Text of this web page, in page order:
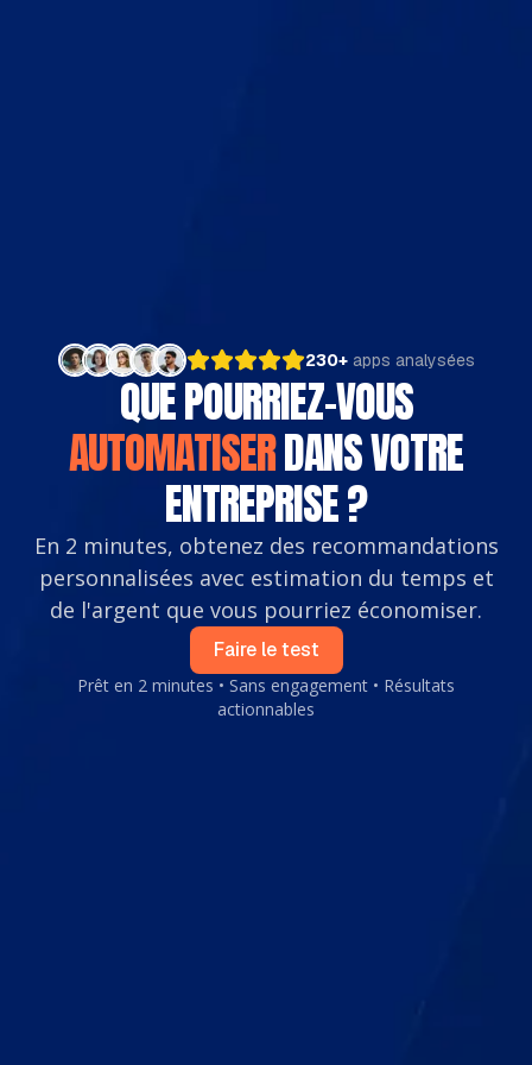
230+apps analysées
QUE POURRIEZ-VOUS
AUTOMATISERDANS VOTRE
ENTREPRISE ?
En 2 minutes, obtenez des recommandations
personnalisées avec estimation du temps et
de l'argent que vous pourriez économiser.
Faire le test
Prêt en 2 minutes • Sans engagement • Résultats
actionnables